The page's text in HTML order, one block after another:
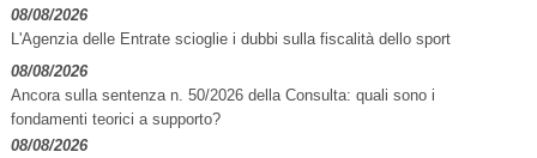
08/08/2026
L'Agenzia delle Entrate scioglie i dubbi sulla fiscalità dello sport
08/08/2026
Ancora sulla sentenza n. 50/2026 della Consulta: quali sono i
fondamenti teorici a supporto?
08/08/2026